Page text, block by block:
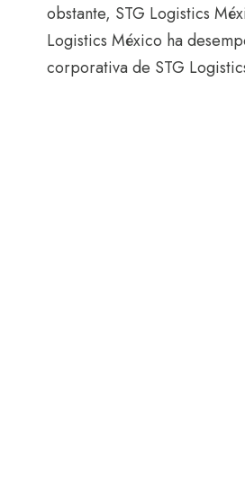
obstante, STG Logistics
Logistics México ha
corporativa de STG